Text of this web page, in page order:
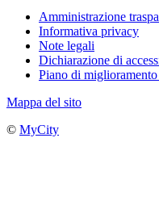
Amministrazione
Informativa privacy
Note legali
Dichiarazione di
Piano di
Mappa del sito
© MyCity